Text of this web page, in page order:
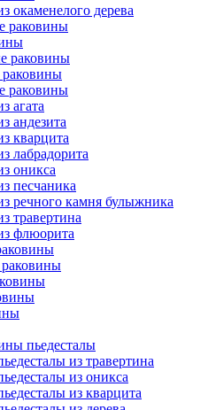
окаменелого дерева
раковины
раковины
раковины
агата
андезита
кварцита
лабрадорита
оникса
песчаника
речного камня булыжника
травертина
флюорита
пьедесталы
из травертина
из оникса
из кварцита